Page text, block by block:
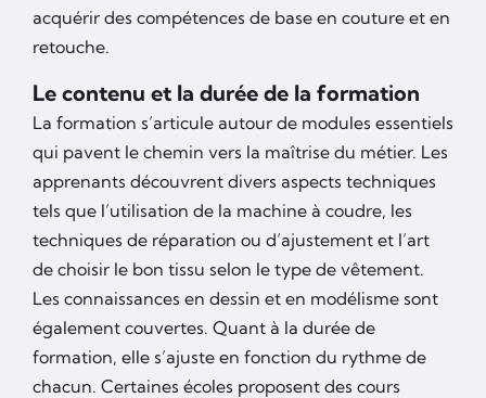
acquérir des compétences de base en couture et en
retouche.
Le contenu et la durée de la formation
La formation s’articule autour de modules essentiels
qui pavent le chemin vers la maîtrise du métier. Les
apprenants découvrent divers aspects techniques
tels que l’utilisation de la machine à coudre, les
techniques de réparation ou d’ajustement et l’art
de choisir le bon tissu selon le type de vêtement.
Les connaissances en dessin et en modélisme sont
également couvertes. Quant à la durée de
formation, elle s’ajuste en fonction du rythme de
chacun. Certaines écoles proposent des cours